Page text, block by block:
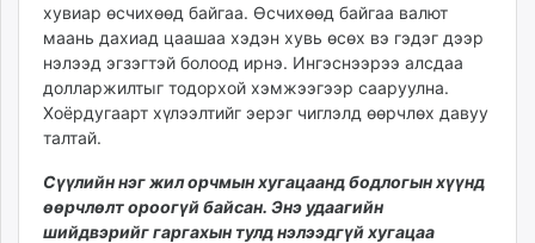
хувиар өсчихөөд байгаа. Өсчихөөд байгаа валют
маань дахиад цаашаа хэдэн хувь өсөх вэ гэдэг дээр
нэлээд эгзэгтэй болоод ирнэ. Ингэснээрээ алсдаа
долларжилтыг тодорхой хэмжээгээр сааруулна.
Хоёрдугаарт хүлээлтийг эерэг чиглэлд өөрчлөх давуу
талтай.
Сүүлийн нэг жил орчмын хугацаанд бодлогын хүүнд
өөрчлөлт ороогүй байсан. Энэ удаагийн
шийдвэрийг гаргахын тулд нэлээдгүй хугацаа